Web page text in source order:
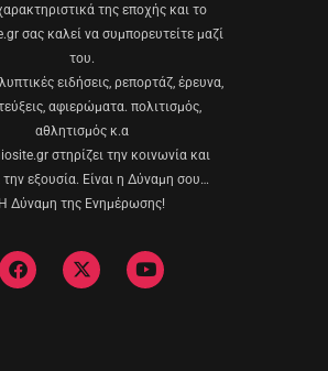
της εποχής και το
σας καλεί να συμπορευτείτε μαζί
του.
ειδήσεις, ρεπορτάζ, έρευνα,
αφιερώματα. πολιτισμός,
αθλητισμός κ.α
στηρίζει την κοινωνία και
την εξουσία. Είναι η Δύναμη σου…
Η Δύναμη της Ενημέρωσης!